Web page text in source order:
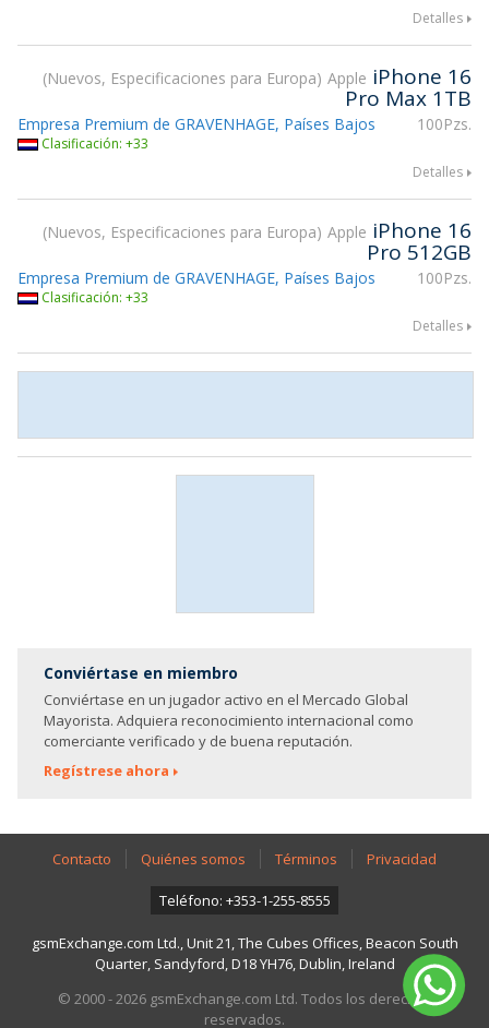
Detalles
Nuevos, Especificaciones para Europa Apple iPhone 16
Pro Max 1TB
100Pzs.
Empresa Premium de GRAVENHAGE, Países Bajos
Clasificación: +33
Detalles
Nuevos, Especificaciones para Europa Apple iPhone 16
Pro 512GB
100Pzs.
Empresa Premium de GRAVENHAGE, Países Bajos
Clasificación: +33
Detalles
Conviértase en miembro
Conviértase en un jugador activo en el Mercado Global
Mayorista. Adquiera reconocimiento internacional como
comerciante verificado y de buena reputación.
Regístrese ahora
Contacto Quiénes somos Términos Privacidad
Teléfono: +353-1-255-8555
gsmExchange.com Ltd., Unit 21, The Cubes Offices, Beacon South
Quarter, Sandyford, D18 YH76, Dublin, Ireland
© 2000 - 2026 gsmExchange.com Ltd. Todos los derechos
reservados.